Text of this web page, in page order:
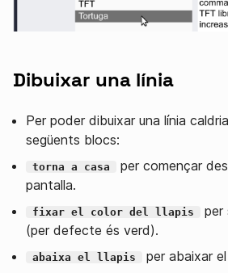
Dibuixar una línia
Per poder dibuixar una línia
següents blocs:
torna a casa
per començar
pantalla.
fixar el color del llapis
per
(per defecte és verd).
abaixa el llapis per abaixar el